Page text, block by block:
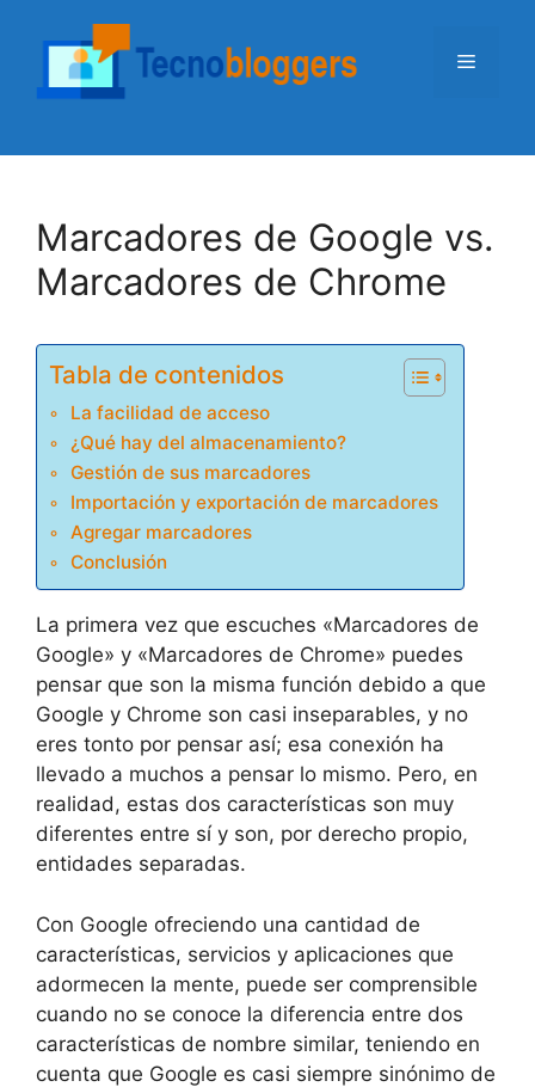
contenido
Menú
Marcadores de Google vs.
Marcadores de Chrome
Tabla de contenidos
La facilidad de acceso
¿Qué hay del almacenamiento?
Gestión de sus marcadores
Importación y exportación de marcadores
Agregar marcadores
Conclusión
La primera vez que escuches «Marcadores de
Google» y «Marcadores de Chrome» puedes
pensar que son la misma función debido a que
Google y Chrome son casi inseparables, y no
eres tonto por pensar así; esa conexión ha
llevado a muchos a pensar lo mismo. Pero, en
realidad, estas dos características son muy
diferentes entre sí y son, por derecho propio,
entidades separadas.
Con Google ofreciendo una cantidad de
características, servicios y aplicaciones que
adormecen la mente, puede ser comprensible
cuando no se conoce la diferencia entre dos
características de nombre similar, teniendo en
cuenta que Google es casi siempre sinónimo de